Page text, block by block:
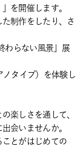
を開催します。
制作をしたり、さ
わらない風景」展
タイプ）を体験し
楽しさを通して、
会いませんか。
とがはじめての